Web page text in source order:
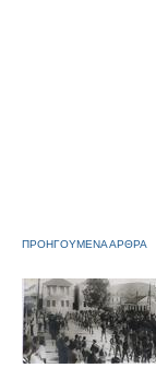
ΠΡΟΗΓΟΥΜΕΝΑ ΑΡΘΡΑ